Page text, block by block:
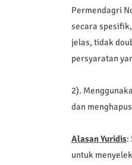
Permendagri
secara
jelas, tidak
persyaratan
2).
dan
Alasan Yuridis:
untuk